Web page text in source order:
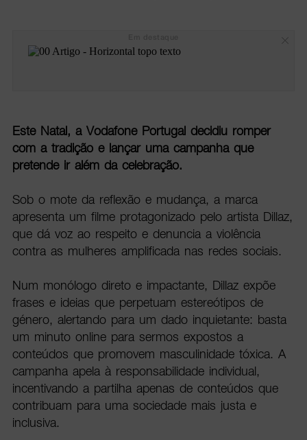
Este Natal, a Vodafone Portugal decidiu romper
com a tradição e lançar uma campanha que
pretende ir além da celebração.
Sob o mote da reflexão e mudança, a marca
apresenta um filme protagonizado pelo artista Dillaz,
que dá voz ao respeito e denuncia a violência
contra as mulheres amplificada nas redes sociais.
Num monólogo direto e impactante, Dillaz expõe
frases e ideias que perpetuam estereótipos de
género, alertando para um dado inquietante: basta
um minuto online para sermos expostos a
conteúdos que promovem masculinidade tóxica. A
campanha apela à responsabilidade individual,
incentivando a partilha apenas de conteúdos que
contribuam para uma sociedade mais justa e
inclusiva.